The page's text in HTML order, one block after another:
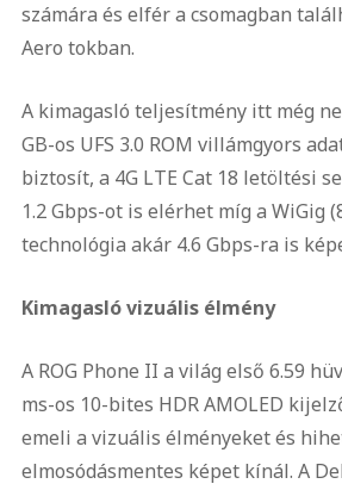
számára és elfér a csomagban
Aero tokban.
A kimagasló teljesítmény itt még
GB-os UFS 3.0 ROM villámgyors
biztosít, a 4G LTE Cat 18 letöltési
1.2 Gbps-ot is elérhet míg a WiGig
technológia akár 4.6 Gbps-ra is
Kimagasló vizuális élmény
A ROG Phone II a világ első 6.59
ms-os 10-bites HDR AMOLED
emeli a vizuális élményeket és
elmosódásmentes képet kínál. A